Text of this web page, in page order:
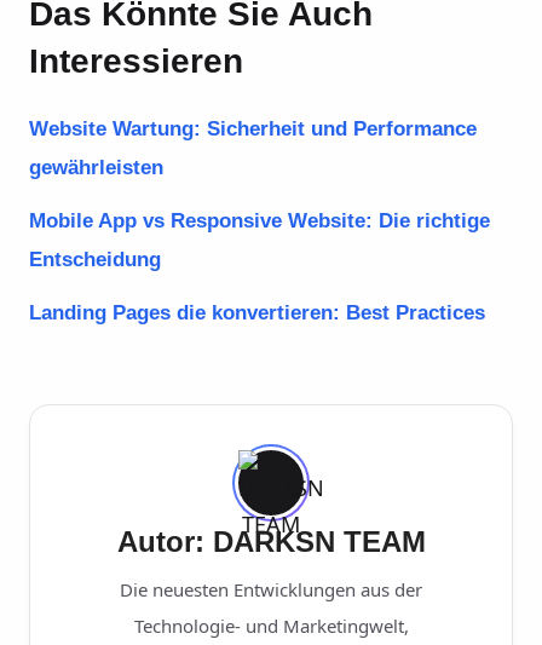
Das Könnte Sie Auch
Interessieren
Website Wartung: Sicherheit und Performance
gewährleisten
Mobile App vs Responsive Website: Die richtige
Entscheidung
Landing Pages die konvertieren: Best Practices
Autor: DARKSN TEAM
Die neuesten Entwicklungen aus der
Technologie- und Marketingwelt,